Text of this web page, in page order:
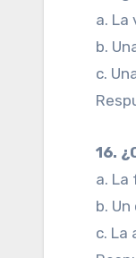
a. La
b.
c.
16.
a. La
b.
c. La